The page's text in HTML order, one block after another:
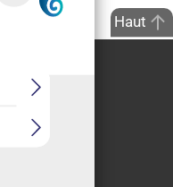
Haut
Accessibilité